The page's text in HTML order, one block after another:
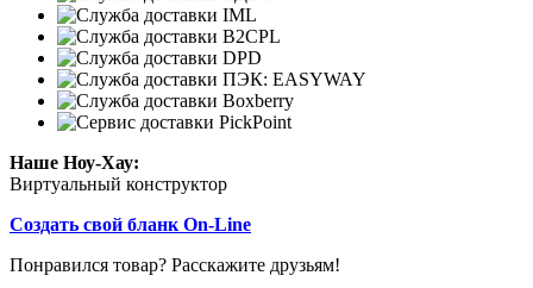
Наше Ноу-Хау:
Виртуальный конструктор
Создать свой бланк On-Line
Понравился товар? Расскажите друзьям!